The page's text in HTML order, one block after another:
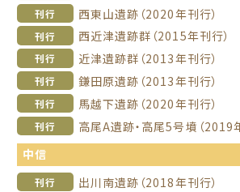
刊行 西東山遺跡（2020年刊行）
刊行 西近津遺跡群（2015年刊行）
刊行 近津遺跡群（2013年刊行）
刊行 鎌田原遺跡（2013年刊行）
刊行 馬越下遺跡（2020年刊行）
刊行
高尾A遺跡・高尾5号墳（2019
中信
刊行 出川南遺跡（2018年刊行）